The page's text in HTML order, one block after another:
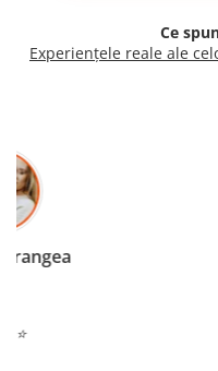
Ce
Experiențele reale ale